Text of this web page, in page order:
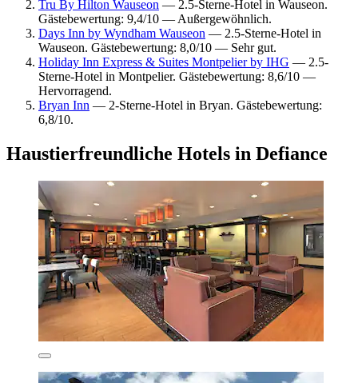
Tru By Hilton Wauseon — 2.5-Sterne-Hotel in Wauseon.
Gästebewertung: 9,4/10 — Außergewöhnlich.
Days Inn by Wyndham Wauseon — 2.5-Sterne-Hotel in
Wauseon. Gästebewertung: 8,0/10 — Sehr gut.
Holiday Inn Express & Suites Montpelier by IHG — 2.5-
Sterne-Hotel in Montpelier. Gästebewertung: 8,6/10 —
Hervorragend.
Bryan Inn — 2-Sterne-Hotel in Bryan. Gästebewertung:
6,8/10.
Haustierfreundliche Hotels in Defiance